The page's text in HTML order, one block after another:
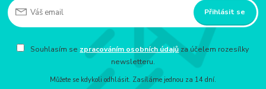
Přihlásit se
Souhlasím se zpracováním osobních údajů za účelem rozesílky
newsletteru.
Můžete se kdykoli odhlásit. Zasíláme jednou za 14 dní.